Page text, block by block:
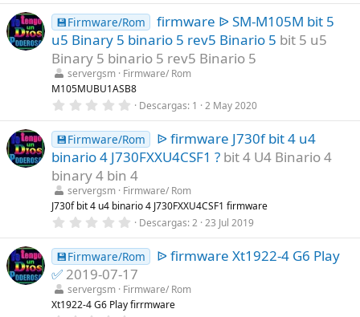
0
0
e
s
t
r
e
l
a
(
s
)
💾Firmware/Rom
firmware ᐉ SM-M105M bit 5
u5 Binary 5 binario 5 rev5 Binario 5 bit 5 u5
Binary 5 binario 5 rev5 Binario 5
servergsm Firmware/ Rom
M105MUBU1ASB8
0
0
0
e
s
t
r
e
l
a
(
s
)
Descargas 1 2 May 2020
💾Firmware/Rom
ᐉ firmware J730f bit 4 u4
binario 4 J730FXXU4CSF1 ? bit 4 U4 Binario 4
binary 4 bin 4
servergsm Firmware/ Rom
J730f bit 4 u4 binario 4 J730FXXU4CSF1 firmware
0
0
0
e
s
t
r
e
Descargas 2 23 Jul 2019
💾Firmware/Rom
ᐉ firmware Xt1922-4 G6 Play
✅ 2019-07-17
servergsm Firmware/ Rom
Xt1922-4 G6 Play firrmware